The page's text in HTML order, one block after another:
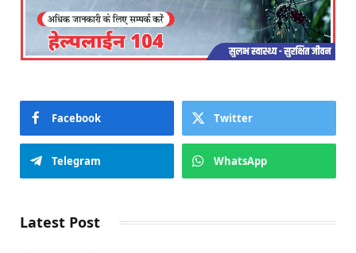
Facebook Twitter
Telegram WhatsApp
Latest Post